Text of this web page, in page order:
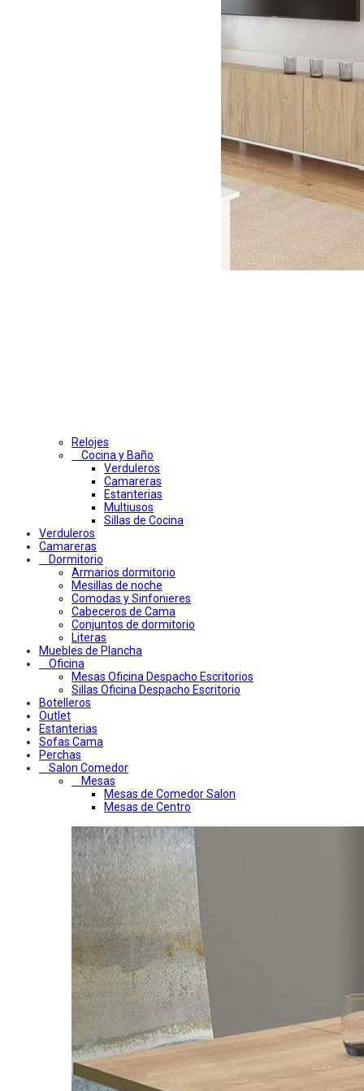
Relojes
Cocina y Baño
Verduleros
Camareras
Estanterias
Multiusos
Sillas de Cocina
Verduleros
Camareras
Dormitorio
Armarios dormitorio
Mesillas de noche
Comodas y Sinfonieres
Cabeceros de Cama
Conjuntos de dormitorio
Literas
Muebles de Plancha
Oficina
Mesas Oficina Despacho Escritorios
Sillas Oficina Despacho Escritorio
Botelleros
Outlet
Estanterias
Sofas Cama
Perchas
Salon Comedor
Mesas
Mesas de Comedor Salon
Mesas de Centro